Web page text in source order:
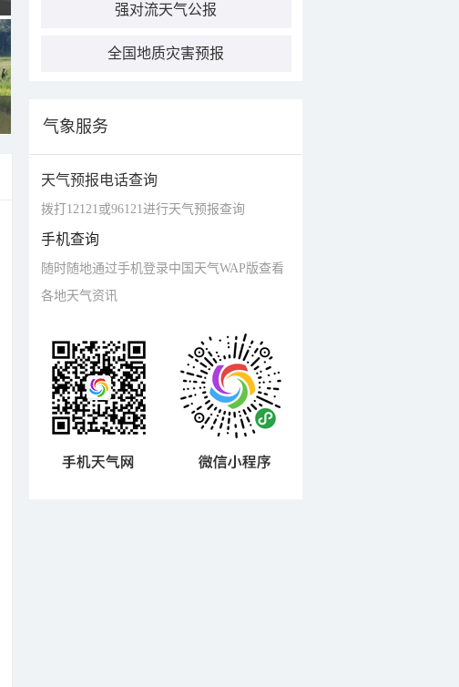
强对流天气公报
全国地质灾害预报
气象服务
天气预报电话查询
拨打12121或96121进行天气预报查询
手机查询
随时随地通过手机登录中国天气WAP版查看
各地天气资讯